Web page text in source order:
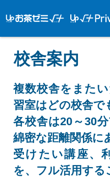
ミ√＋（ルー
（ルータ
校舎案内
複数校舎をまた
習室はどの校舎で
各校舎は20～30
綿密な距離関係に
受けたい講座、
を、フル活用する